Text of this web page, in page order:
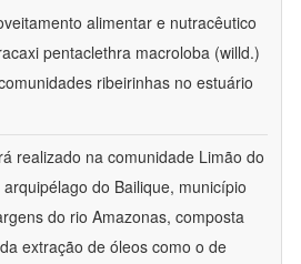
alimentar e nutracêutico
pentaclethra macroloba (willd.)
ribeirinhas no estuário
realizado na comunidade Limão do
do Bailique, município
do rio Amazonas, composta
extração de óleos como o de